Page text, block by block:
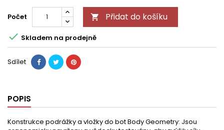
Počet  Přidat do košíku
 Skladem na prodejně
Sdílet
POPIS
Konstrukce podrážky a vložky do bot Body Geometry: Jsou